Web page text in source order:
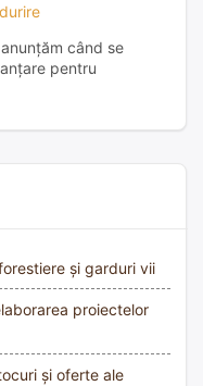
când se
pentru
și garduri vii
proiectelor
și oferte ale